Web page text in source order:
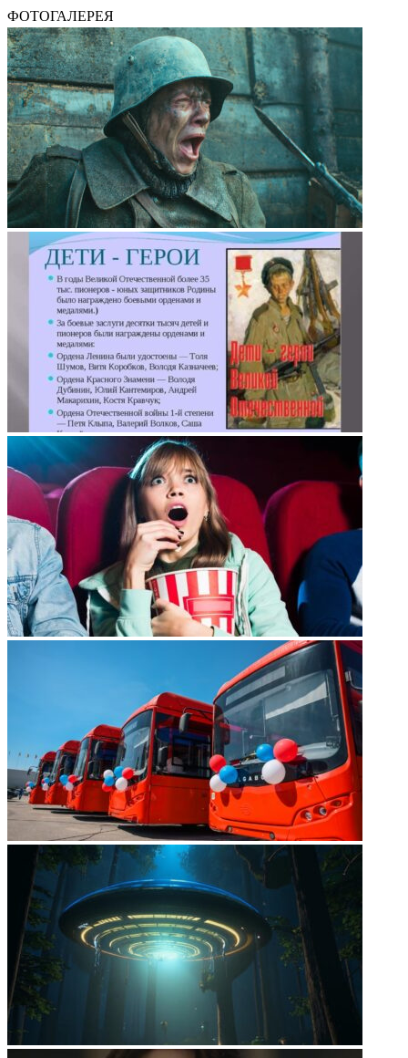
ФОТОГАЛЕРЕЯ